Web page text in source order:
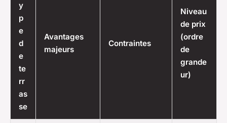
y
p
e
d
e
te
rr
as
se
Avantages
majeurs
Contraintes
Niveau
de prix
(ordre
de
grande
ur)